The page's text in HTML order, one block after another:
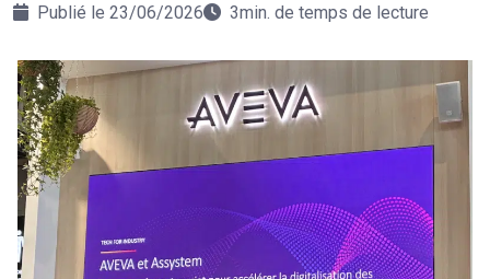
Publié le 23/06/2026 3min. de temps de lecture